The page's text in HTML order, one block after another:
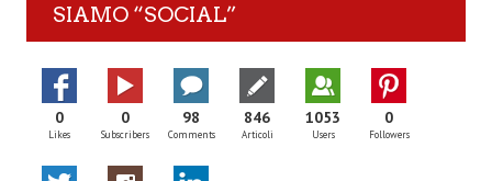
SIAMO “SOCIAL”
0
Likes
0
Subscribers
98
Comments
846
Articoli
1053
Users
0
Followers